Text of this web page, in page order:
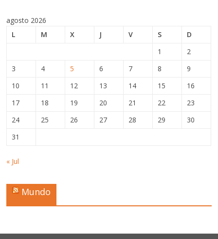
agosto 2026
L
M X J V S
D
1
2
3
4 5 6 7 8
9
10
11 12 13 14 15
16
17
18 19 20 21 22
23
24
25 26 27 28 29
30
31
« Jul
Mundo